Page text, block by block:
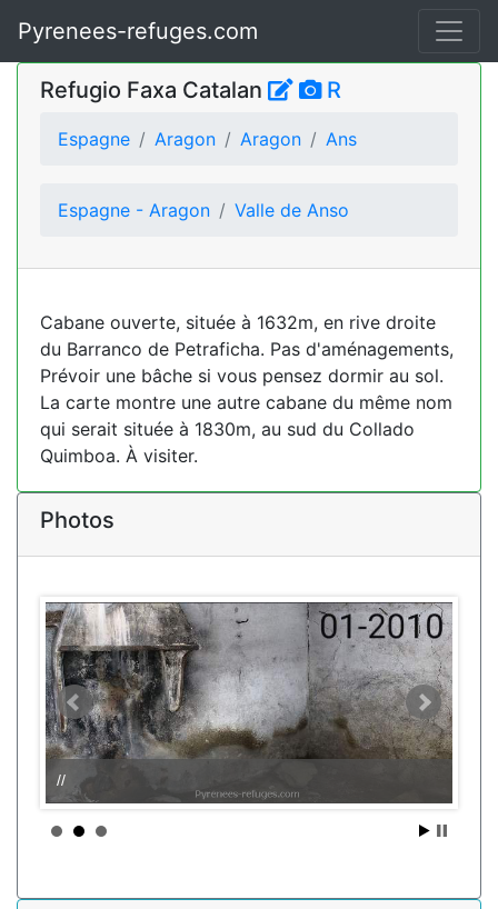
Pyrenees-refuges.com
Refugio Faxa Catalan R
Espagne Aragon Aragon Ans
Espagne - Aragon Valle de Anso
Cabane ouverte, située à 1632m, en rive droite
du Barranco de Petraficha. Pas d'aménagements,
Prévoir une bâche si vous pensez dormir au sol.
La carte montre une autre cabane du même nom
qui serait située à 1830m, au sud du Collado
Quimboa. À visiter.
Photos
//